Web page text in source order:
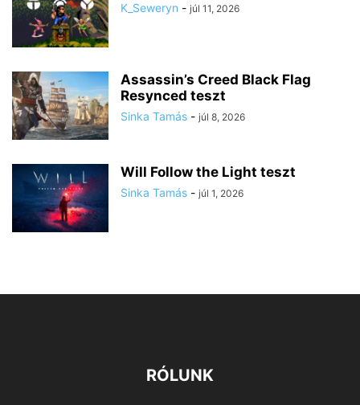
K_Seweryn - júl 11, 2026
Assassin’s Creed Black Flag
Resynced teszt
Sinka Tamás - júl 8, 2026
Will Follow the Light teszt
Sinka Tamás - júl 1, 2026
RÓLUNK